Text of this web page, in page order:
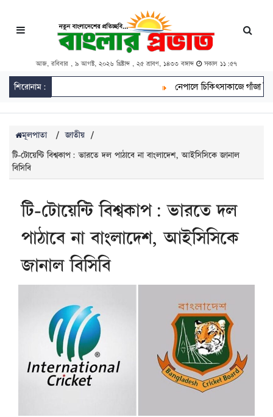
আজ, রবিবার , ৯ আগস্ট, ২০২৬ খ্রিষ্টাব্দ , ২৫ শ্রাবণ, ১৪৩৩ বঙ্গাব্দ সকাল ১১:৫৭
শিরোনাম: নেপালে চিকিৎসাকাজে গাঁজা বৈধ,
মূলপাতা / জাতীয় /
টি-টোয়েন্টি বিশ্বকাপ: ভারতে দল পাঠাবে না বাংলাদেশ, আইসিসিকে জানাল
বিসিবি
টি-টোয়েন্টি বিশ্বকাপ: ভারতে দল
পাঠাবে না বাংলাদেশ, আইসিসিকে
জানাল বিসিবি